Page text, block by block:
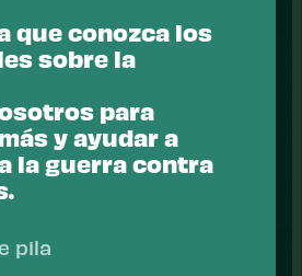
que conozca los
sobre la
para
y ayudar a
la guerra contra
apoyan un
a las drogas:
el riesgo de consumo y
y priorizar los servicios de
las personas a recuperarse,
y prosperar.